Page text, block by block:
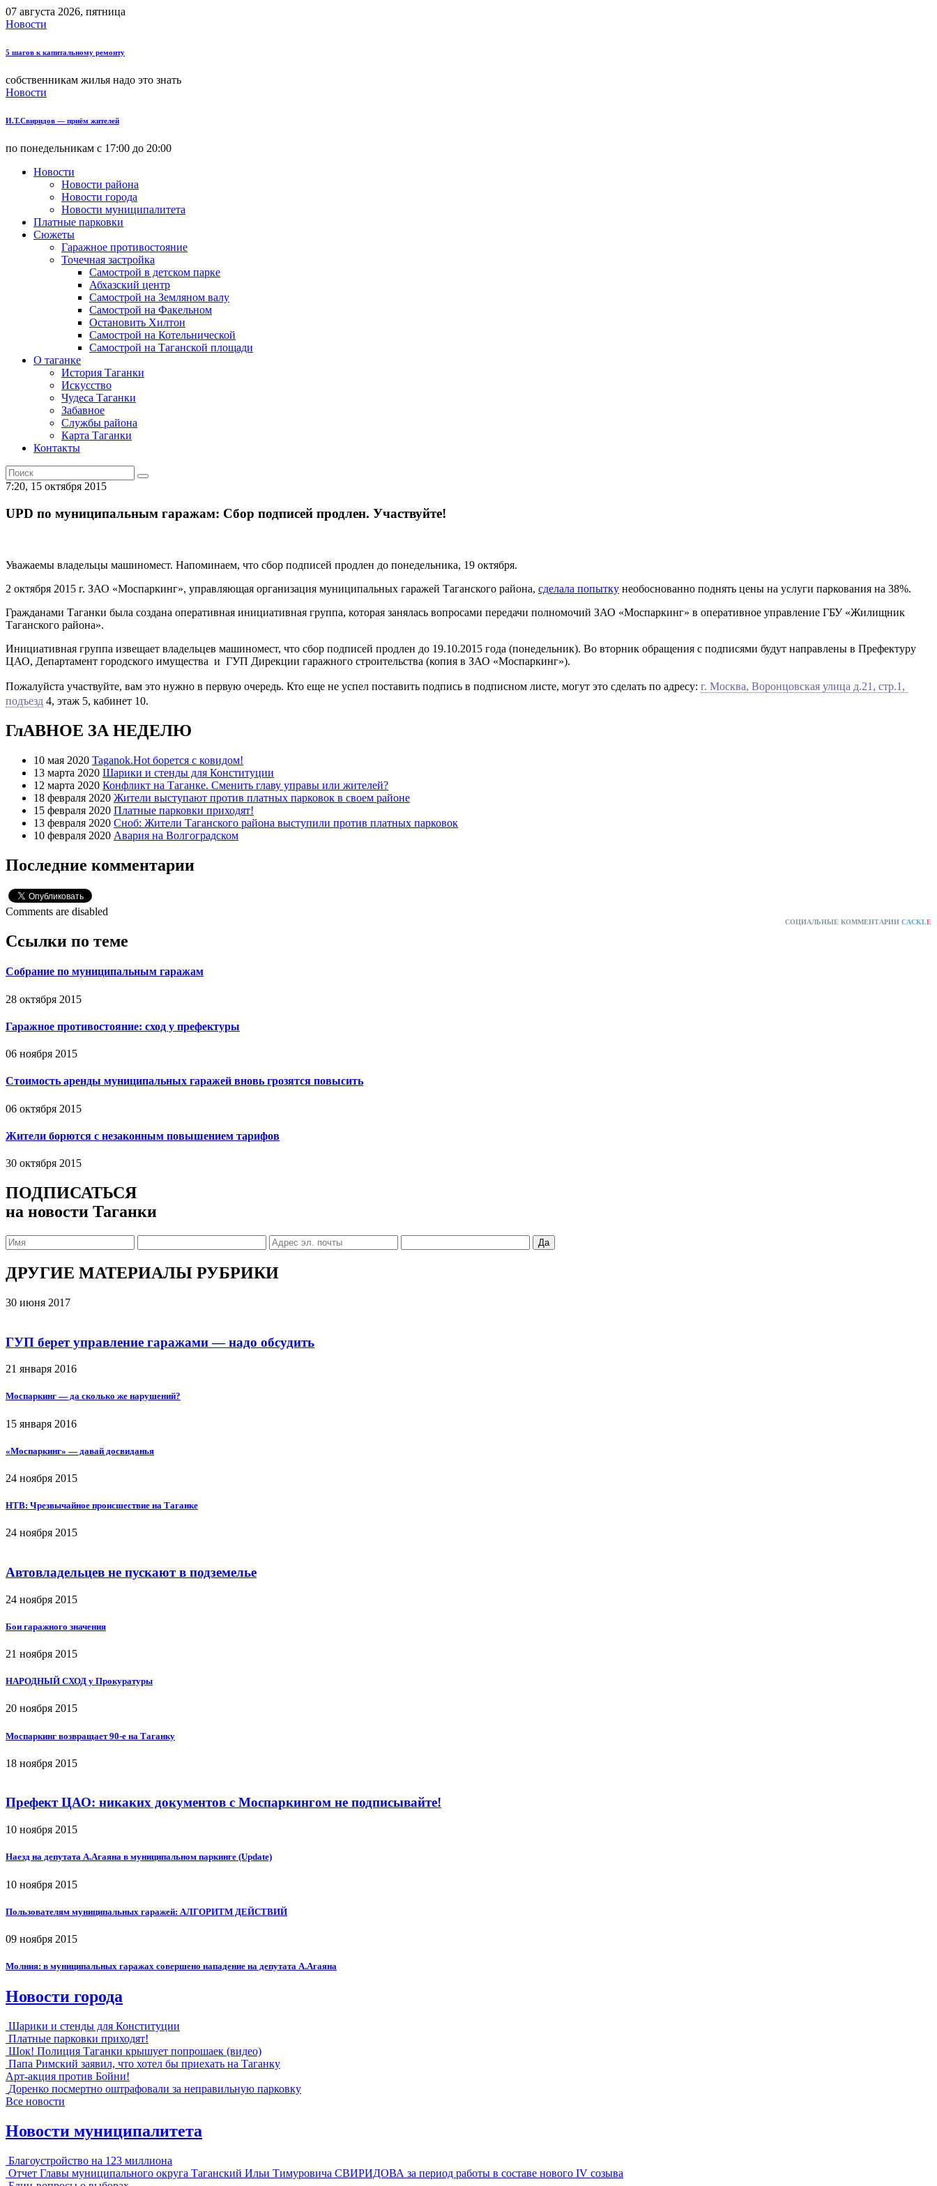
07 августа 2026, пятница
Новости
5 шагов к капитальному ремонту
собственникам жилья надо это знать
Новости
И.Т.Свиридов — приём жителей
по понедельникам с 17:00 до 20:00
Новости
Новости района
Новости города
Новости муниципалитета
Платные парковки
Сюжеты
Гаражное противостояние
Точечная застройка
Самострой в детском парке
Абхазский центр
Самострой на Земляном валу
Самострой на Факельном
Остановить Хилтон
Самострой на Котельнической
Самострой на Таганской площади
О таганке
История Таганки
Искусство
Чудеса Таганки
Забавное
Службы района
Карта Таганки
Контакты
7:20, 15 октября 2015
UPD по муниципальным гаражам: Сбор подписей продлен. Участвуйте!
Уважаемы владельцы машиномест. Напоминаем, что сбор подписей продлен до понедельника, 19 октября.
2 октября 2015 г. ЗАО «Моспаркинг», управляющая организация муниципальных гаражей Таганского района, сделала попытку необоснованно поднять цены на услуги паркования на 38%.
Гражданами Таганки была создана оперативная инициативная группа, которая занялась вопросами передачи полномочий ЗАО «Моспаркинг» в оперативное управление ГБУ «Жилищник
Таганского района».
Инициативная группа извещает владельцев машиномест, что сбор подписей продлен до 19.10.2015 года (понедельник). Во вторник обращения с подписями будут направлены в Префектуру
ЦАО, Департамент городского имущества и ГУП Дирекции гаражного строительства (копия в ЗАО «Моспаркинг»).
Пожалуйста участвуйте, вам это нужно в первую очередь. Кто еще не успел поставить подпись в подписном листе, могут это сделать по адресу:
подъезд 4, этаж 5, кабинет 10.
ГлАВНОЕ ЗА НЕДЕЛЮ
10 мая 2020 Taganok.Hot борется с ковидом!
13 марта 2020 Шарики и стенды для Конституции
12 марта 2020 Конфликт на Таганке. Сменить главу управы или жителей?
18 февраля 2020 Жители выступают против платных парковок в своем районе
15 февраля 2020 Платные парковки приходят!
13 февраля 2020 Сноб: Жители Таганского района выступили против платных парковок
10 февраля 2020 Авария на Волгоградском
Последние комментарии
Comments are disabled
СОЦИАЛЬНЫЕ КОММЕНТАРИИ CACKLE
Ссылки по теме
Собрание по муниципальным гаражам
28 октября 2015
Гаражное противостояние: сход у префектуры
06 ноября 2015
Стоимость аренды муниципальных гаражей вновь грозятся повысить
06 октября 2015
Жители борются с незаконным повышением тарифов
30 октября 2015
ПОДПИСАТЬСЯ
на новости Таганки
ДРУГИЕ МАТЕРИАЛЫ РУБРИКИ
30 июня 2017
ГУП берет управление гаражами — надо обсудить
21 января 2016
Моспаркинг — да сколько же нарушений?
15 января 2016
«Моспаркинг» — давай досвиданья
24 ноября 2015
НТВ: Чрезвычайное происшествие на Таганке
24 ноября 2015
Автовладельцев не пускают в подземелье
24 ноября 2015
Бои гаражного значения
21 ноября 2015
НАРОДНЫЙ СХОД у Прокуратуры
20 ноября 2015
Моспаркинг возвращает 90-е на Таганку
18 ноября 2015
Префект ЦАО: никаких документов с Моспаркингом не подписывайте!
10 ноября 2015
Наезд на депутата А.Агаяна в муниципальном паркинге (Update)
10 ноября 2015
Пользователям муниципальных гаражей: АЛГОРИТМ ДЕЙСТВИЙ
09 ноября 2015
Молния: в муниципальных гаражах совершено нападение на депутата А.Агаяна
Новости города
Шарики и стенды для Конституции
Платные парковки приходят!
Шок! Полиция Таганки крышует попрошаек (видео)
Папа Римский заявил, что хотел бы приехать на Таганку
Арт-акция против Бойни!
Доренко посмертно оштрафовали за неправильную парковку
Все новости
Новости муниципалитета
Благоустройство на 123 миллиона
Отчет Главы муниципального округа Таганский Ильи Тимуровича СВИРИДОВА за период работы в составе нового IV созыва